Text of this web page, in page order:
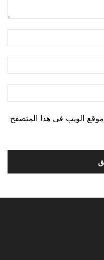
الويب في هذا المتصفح